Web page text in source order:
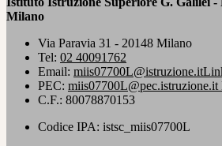
Milano
Via Paravia 31 - 20148 Milano
Tel: 02 40091762
Email: miis07700L@istruzione.it
PEC: miis07700L@pec.istruzione.it
C.F.: 80078870153
Codice IPA: istsc_miis07700L